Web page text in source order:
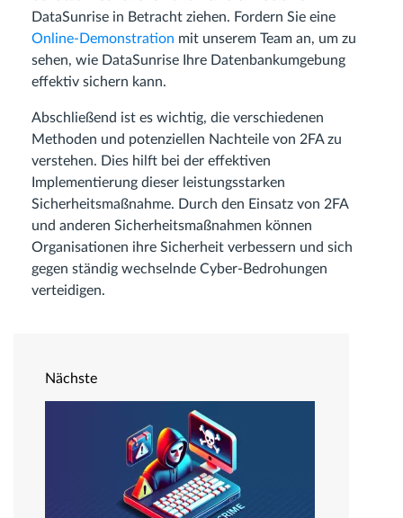
DataSunrise in Betracht ziehen. Fordern Sie eine
Online-Demonstration mit unserem Team an, um zu
sehen, wie DataSunrise Ihre Datenbankumgebung
effektiv sichern kann.
Abschließend ist es wichtig, die verschiedenen
Methoden und potenziellen Nachteile von 2FA zu
verstehen. Dies hilft bei der effektiven
Implementierung dieser leistungsstarken
Sicherheitsmaßnahme. Durch den Einsatz von 2FA
und anderen Sicherheitsmaßnahmen können
Organisationen ihre Sicherheit verbessern und sich
gegen ständig wechselnde Cyber-Bedrohungen
verteidigen.
Nächste